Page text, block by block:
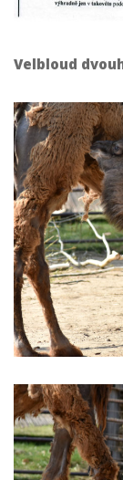
Velbloud